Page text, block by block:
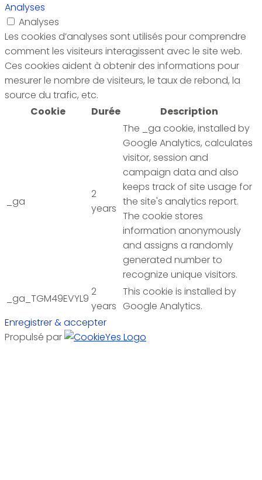
Analyses
Analyses
Les cookies d’analyses sont utilisés pour comprendre
comment les visiteurs interagissent avec le site web.
Ces cookies aident à obtenir des informations pour
mesurer le nombre de visiteurs, le taux de rebond, la
source du trafic, etc.
Cookie
Durée Description
_ga
2
years
The _ga cookie, installed by
Google Analytics, calculates
visitor, session and
campaign data and also
keeps track of site usage for
the site's analytics report.
The cookie stores
information anonymously
and assigns a randomly
generated number to
recognize unique visitors.
_ga_TGM49EVYL9
2
years
This cookie is installed by
Google Analytics.
Enregistrer & accepter
Propulsé par